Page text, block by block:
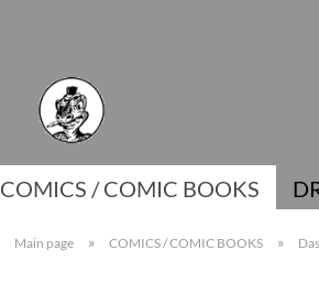
COMICS / COMIC BOOKS
Main page » COMICS / COMIC BOOKS »